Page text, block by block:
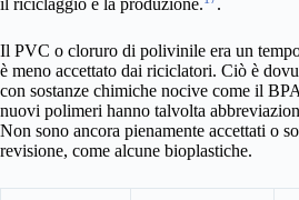
il riciclaggio e la produzione. .
Il PVC o cloruro di polivinile era un
è meno accettato dai riciclatori. Ciò è
con sostanze chimiche nocive come il
nuovi polimeri hanno talvolta
Non sono ancora pienamente accettati o
revisione, come alcune bioplastiche.